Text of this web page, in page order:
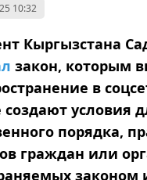
10:32
Кыргызстана
закон, которым
в
создают условия
порядка,
граждан или
законом